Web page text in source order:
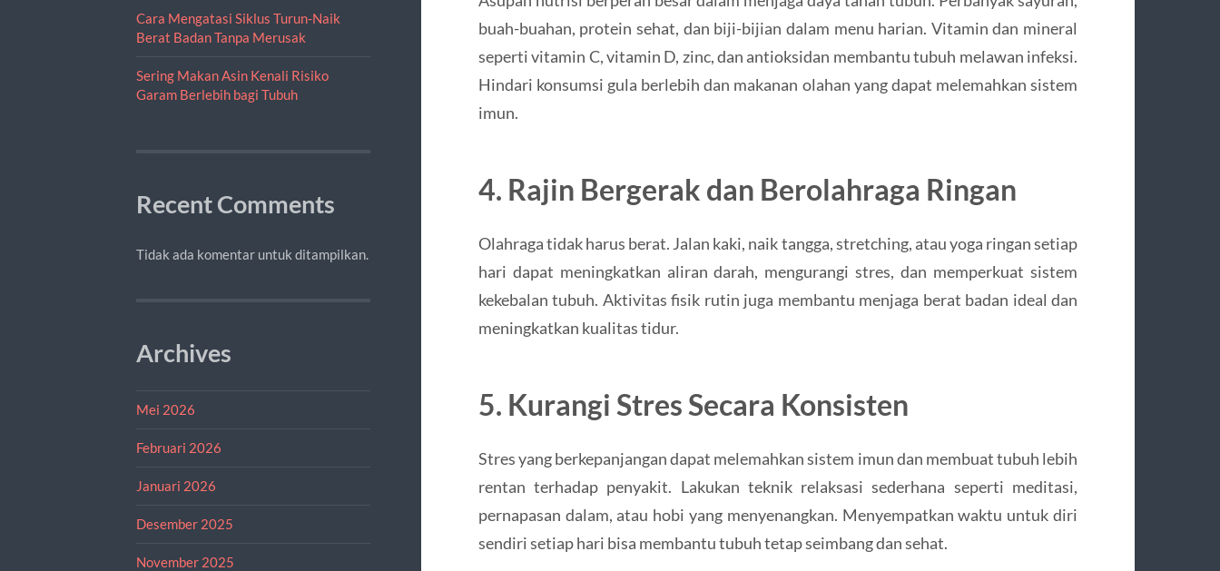
Cara Mengatasi Siklus Turun-Naik
Berat Badan Tanpa Merusak
Sering Makan Asin Kenali Risiko
Garam Berlebih bagi Tubuh
Recent Comments
Tidak ada komentar untuk ditampilkan.
Archives
Mei 2026
Februari 2026
Januari 2026
Desember 2025
November 2025
buah-buahan, protein sehat, dan biji-bijian dalam menu harian. Vitamin dan mineral
seperti vitamin C, vitamin D, zinc, dan antioksidan membantu tubuh melawan infeksi.
Hindari konsumsi gula berlebih dan makanan olahan yang dapat melemahkan sistem
imun.
4. Rajin Bergerak dan Berolahraga Ringan
Olahraga tidak harus berat. Jalan kaki, naik tangga, stretching, atau yoga ringan setiap
hari dapat meningkatkan aliran darah, mengurangi stres, dan memperkuat sistem
kekebalan tubuh. Aktivitas fisik rutin juga membantu menjaga berat badan ideal dan
meningkatkan kualitas tidur.
5. Kurangi Stres Secara Konsisten
Stres yang berkepanjangan dapat melemahkan sistem imun dan membuat tubuh lebih
rentan terhadap penyakit. Lakukan teknik relaksasi sederhana seperti meditasi,
pernapasan dalam, atau hobi yang menyenangkan. Menyempatkan waktu untuk diri
sendiri setiap hari bisa membantu tubuh tetap seimbang dan sehat.